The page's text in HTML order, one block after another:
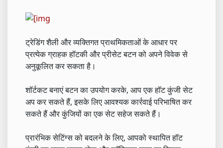
ट्रेडिंग शैली और व्यक्तिगत प्राथमिकताओं के आधार पर
प्रत्येक ग्राहक हॉटकी और प्रीसेट बटन को अपने विवेक से
अनुकूलित कर सकता है।
शॉर्टकट बनाएं बटन का उपयोग करके, आप एक हॉट कुंजी सेट
अप कर सकते हैं, इसके लिए आवश्यक कार्रवाई परिभाषित कर
सकते हैं और कुंजियों का एक सेट सहेज सकते हैं।
प्रारंभिक सेटिंग्स को बदलने के लिए, आपको स्थापित हॉट